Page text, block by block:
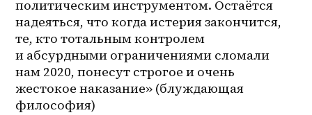
политическим инструментом. Остаётся
надеяться, что когда истерия закончится,
те, кто тотальным контролем
и абсурдными ограничениями сломали
нам 2020, понесут строгое и очень
жестокое наказание» (блуждающая
философия)